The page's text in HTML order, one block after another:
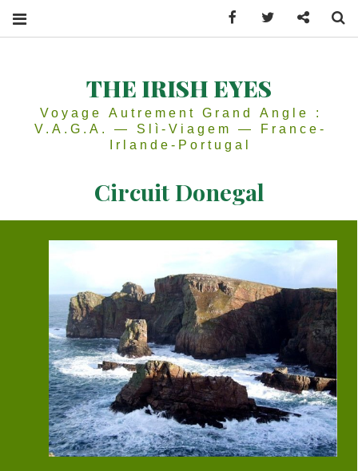
THE IRISH EYES
Voyage Autrement Grand Angle :
V.A.G.A. — Slì-Viagem — France-
Irlande-Portugal
Circuit Donegal
Facebook Twitter